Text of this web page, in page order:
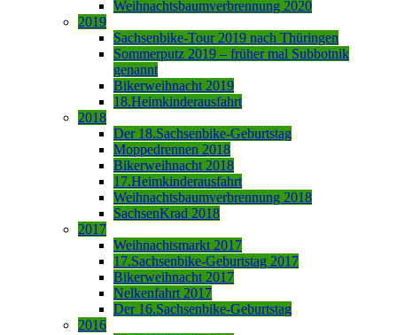
Weihnachtsbaumverbrennung 2020
2019
Sachsenbike-Tour 2019 nach Thüringen
Sommerputz 2019 – früher mal Subbotnik
genannt
Bikerweihnacht 2019
18.Heimkinderausfahrt
2018
Der 18.Sachsenbike-Geburtstag
Moppedrennen 2018
Bikerweihnacht 2018
17.Heimkinderausfahrt
Weihnachtsbaumverbrennung 2018
SachsenKrad 2018
2017
Weihnachtsmarkt 2017
17.Sachsenbike-Geburtstag 2017
Bikerweihnacht 2017
Nelkenfahrt 2017
Der 16.Sachsenbike-Geburtstag
2016